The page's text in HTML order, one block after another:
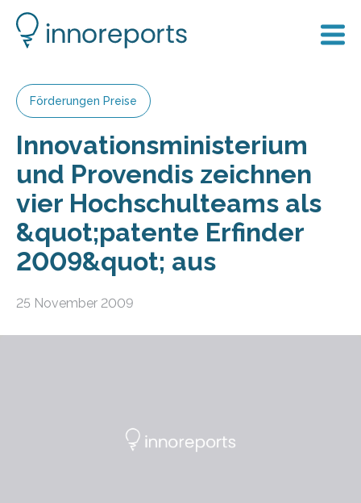
Förderungen Preise
Innovationsministerium
und Provendis zeichnen
vier Hochschulteams als
&quot;patente Erfinder
2009&quot; aus
25 November 2009